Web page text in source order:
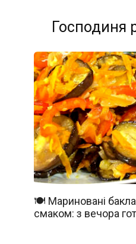
Господиня
🍽️ Мариновані
смаком: з вечора